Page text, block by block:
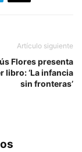
Artículo siguiente
Flores presenta
libro: ‘La infancia
sin fronteras’